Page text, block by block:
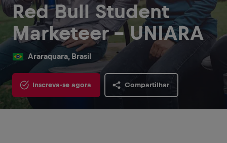
Red Bull Student
Marketeer - UNIARA
Araraquara, Brasil
Inscreva-se agora Compartilhar